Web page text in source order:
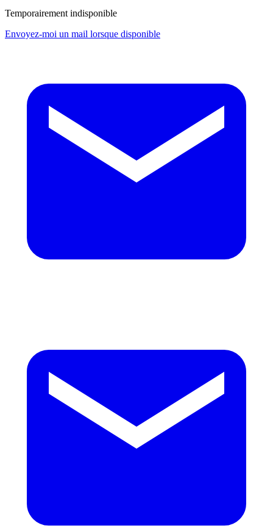
Temporairement indisponible
Envoyez-moi un mail lorsque disponible